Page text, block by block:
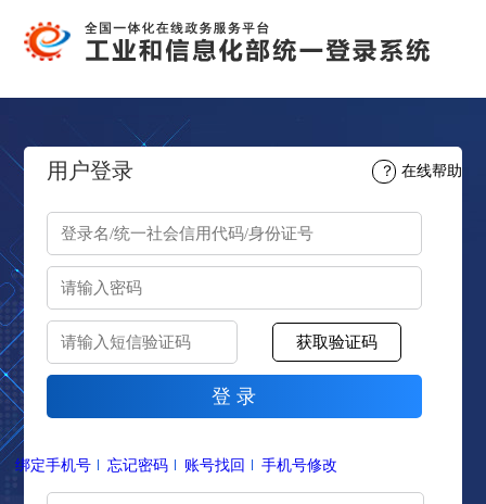
用户登录 ？ 在线帮助
绑定手机号 忘记密码 账号找回 手机号修改